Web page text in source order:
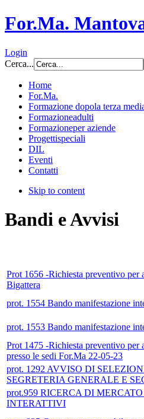
For.Ma.
Login
Cerca...
Home
For.Ma.
Formazione dopola terza
Formazioneadulti
Formazioneper aziende
Progettispeciali
DIL
Eventi
Contatti
Skip to content
Bandi e Avvisi
Prot 1656 -Richiesta preventivo per
Bigattera
prot. 1554 Bando manifestazione
prot. 1553 Bando manifestazione
Prot 1475 -Richiesta preventivo
presso le sedi For.Ma 22-05-23
prot. 1292 AVVISO DI
SEGRETERIA GENERALE E
prot.959 RICERCA DI
INTERATTIVI